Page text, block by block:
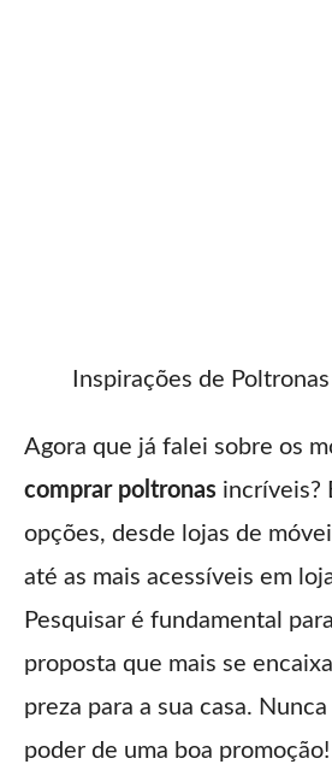
Inspirações de
Agora que já falei sobre os
comprar poltronas incríveis?
opções, desde lojas de
até as mais acessíveis em
Pesquisar é fundamental
proposta que mais se
preza para a sua casa.
poder de uma boa promoção!